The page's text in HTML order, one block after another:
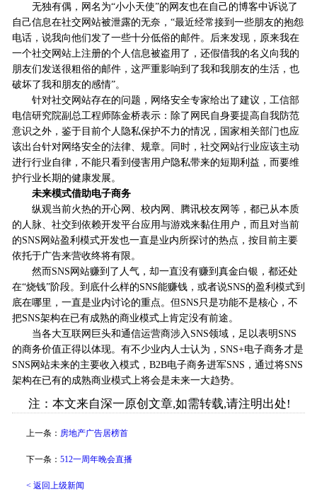
无独有偶，网名为“小小天使”的网友也在自己的博客中诉说了
自己信息在社交网站被泄露的无奈，“最近经常接到一些朋友的抱怨
电话，说我向他们发了一些十分低俗的邮件。后来发现，原来我在
一个社交网站上注册的个人信息被盗用了，还假借我的名义向我的
朋友们发送很粗俗的邮件，这严重影响到了我和我朋友的生活，也
破坏了我和朋友的感情”。
针对社交网站存在的问题，网络安全专家给出了建议，工信部
电信研究院副总工程师陈金桥表示：除了网民自身要提高自我防范
意识之外，鉴于目前个人隐私保护不力的情况，国家相关部门也应
该出台针对网络安全的法律、规章。同时，社交网站行业应该主动
进行行业自律，不能只看到侵害用户隐私带来的短期利益，而要维
护行业长期的健康发展。
未来模式借助电子商务
纵观当前火热的开心网、校内网、腾讯校友网等，都已从本质
的人脉、社交到依赖开发平台应用与游戏来黏住用户，而且对当前
的SNS网站盈利模式开发也一直是业内所探讨的热点，按目前主要
依托于广告来营收终将有限。
然而SNS网站赚到了人气，却一直没有赚到真金白银，都还处
在“烧钱”阶段。到底什么样的SNS能赚钱，或者说SNS的盈利模式到
底在哪里，一直是业内讨论的重点。但SNS只是功能不是核心，不
把SNS架构在已有成熟的商业模式上肯定没有前途。
当各大互联网巨头和通信运营商涉入SNS领域，足以表明SNS
的商务价值正得以体现。有不少业内人士认为，SNS+电子商务才是
SNS网站未来的主要收入模式，B2B电子商务进军SNS，通过将SNS
架构在已有的成熟商业模式上将会是未来一大趋势。
注：本文来自深一原创文章,如需转载,请注明出处!
上一条： 房地产广告居榜首
下一条： 512一周年晚会直播
< 返回上级新闻